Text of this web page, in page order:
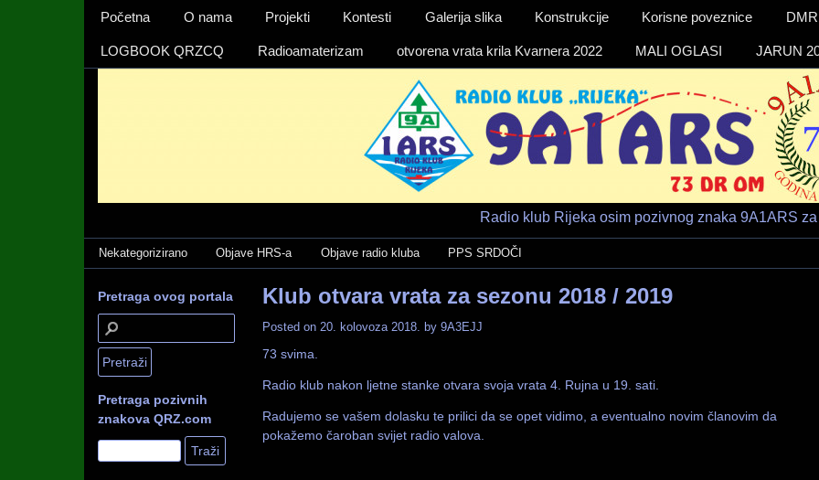
Početna O nama Projekti Kontesti Galerija slika Konstrukcije Korisne poveznice
LOGBOOK QRZCQ Radioamaterizam otvorena vrata krila Kvarnera 2022 MALI OGLASI JARUN
Radio klub Rijeka osim pozivnog znaka 9A1ARS
Categories
Nekategorizirano Objave HRS-a Objave radio kluba PPS SRDOČI
Klub otvara vrata za sezonu 2018 / 2019
Posted on 20. kolovoza 2018. by 9A3EJJ
73 svima.
Radio klub nakon ljetne stanke otvara svoja vrata 4. Rujna u 19. sati.
Radujemo se vašem dolasku te prilici da se opet vidimo, a eventualno novim članovim da
pokažemo čaroban svijet radio valova.
Pretraga ovog portala
Pretraga pozivnih
znakova QRZ.com